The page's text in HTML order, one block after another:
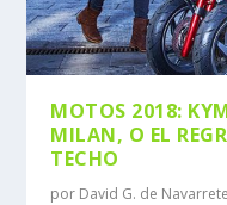
MOTOS 2018:
MILAN, O EL
TECHO
por David G. de Navarrete